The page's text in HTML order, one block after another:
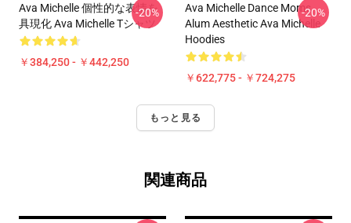
Ava Michelle 個性的な表情を
具現化 Ava Michelle Tシャツ
￥384,250 - ￥442,250
-20%
Ava Michelle Dance Moms
Alum Aesthetic Ava Michelle
Hoodies
￥622,775 - ￥724,275
-20%
もっと見る
関連商品